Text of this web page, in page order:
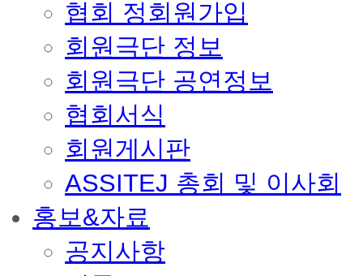
협회 정회원가입
회원극단 정보
회원극단 공연정보
협회서식
회원게시판
ASSITEJ 총회 및 이사회
홍보&자료
공지사항